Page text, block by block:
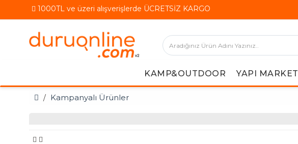
1000TL ve üzeri alışverişlerde ÜCRETSİZ KARGO
KAMP&OUTDOOR YAPI MARKET
Kampanyalı Ürünler